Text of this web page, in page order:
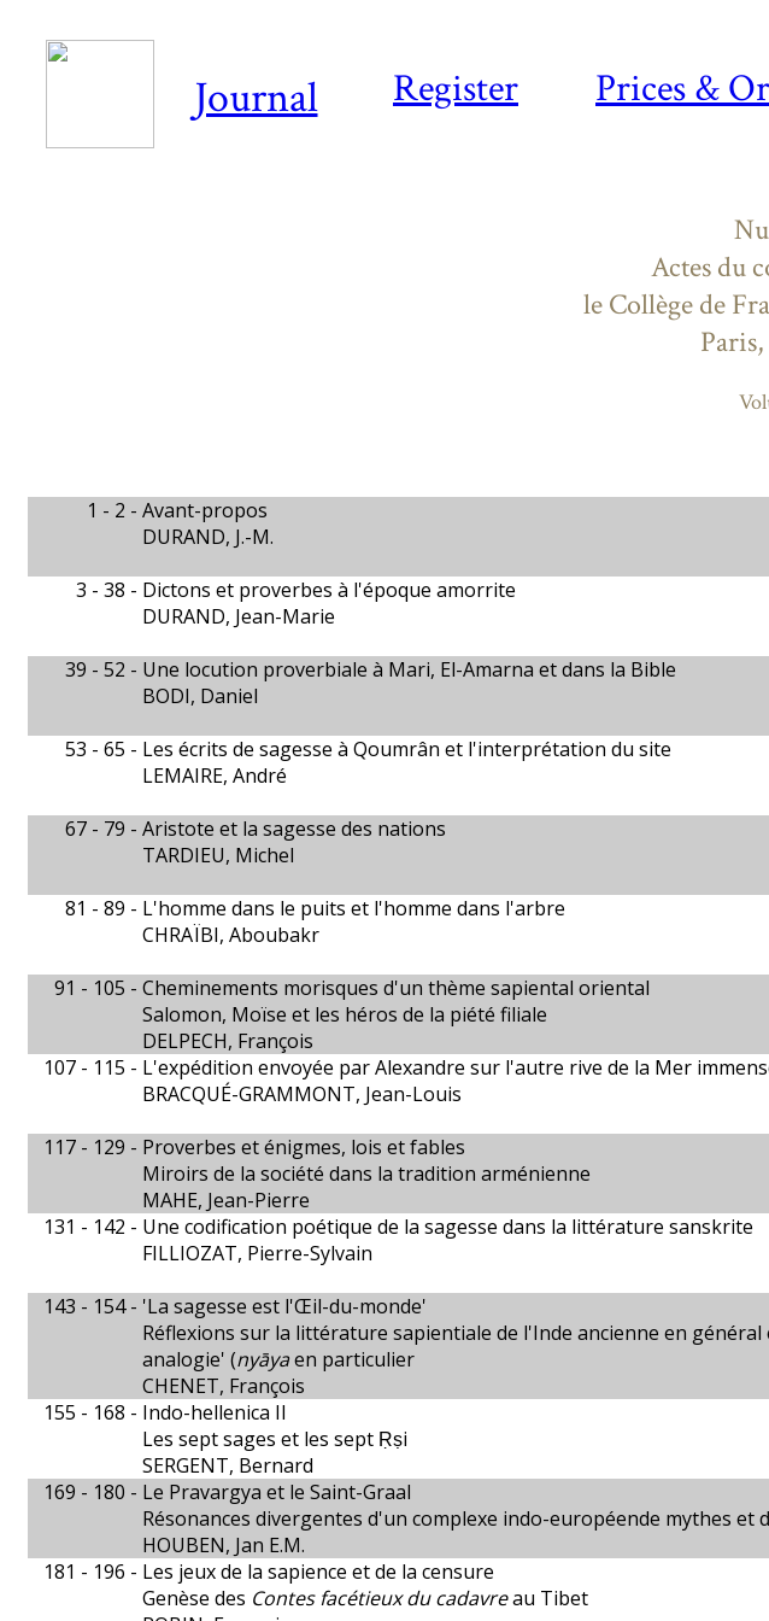
Register Prices &
Journal
Actes du
le Collège de
1 - 2 - Avant-propos
DURAND, J.-M.
3 - 38 - Dictons et proverbes à l'époque amorrite
DURAND, Jean-Marie
39 - 52 - Une locution proverbiale à Mari, El-Amarna et dans la Bible
BODI, Daniel
53 - 65 - Les écrits de sagesse à Qoumrân et l'interprétation du site
LEMAIRE, André
67 - 79 - Aristote et la sagesse des nations
TARDIEU, Michel
81 - 89 - L'homme dans le puits et l'homme dans l'arbre
CHRAÏBI, Aboubakr
91 - 105 - Cheminements morisques d'un thème sapiental oriental
Salomon, Moïse et les héros de la piété filiale
DELPECH, François
107 - 115 - L'expédition envoyée par Alexandre sur l'autre rive de la Mer
BRACQUÉ-GRAMMONT, Jean-Louis
117 - 129 - Proverbes et énigmes, lois et fables
Miroirs de la société dans la tradition arménienne
MAHE, Jean-Pierre
131 - 142 - Une codification poétique de la sagesse dans la littérature sanskrite
FILLIOZAT, Pierre-Sylvain
143 - 154 - 'La sagesse est l'Œil-du-monde'
Réflexions sur la littérature sapientiale de l'Inde ancienne en
analogie' (nyāyaen particulier
CHENET, François
155 - 168 - Indo-hellenica II
Les sept sages et les sept Ṛṣi
SERGENT, Bernard
169 - 180 - Le Pravargya et le Saint-Graal
Résonances divergentes d'un complexe indo-européende mythes et
HOUBEN, Jan E.M.
181 - 196 - Les jeux de la sapience et de la censure
Genèse des Contes facétieux du cadavreau Tibet